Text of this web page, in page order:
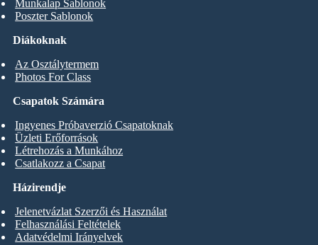
Diákoknak
Az Osztálytermem
Photos For Class
Munkalap Sablonok
Poszter Sablonok
Csapatok Számára
Ingyenes Próbaverzió Csapatoknak
Üzleti Erőforrások
Létrehozás a Munkához
Csatlakozz a Csapat
Házirendje
Jelenetvázlat Szerzői és Használat
Felhasználási Feltételek
Adatvédelmi Irányelvek